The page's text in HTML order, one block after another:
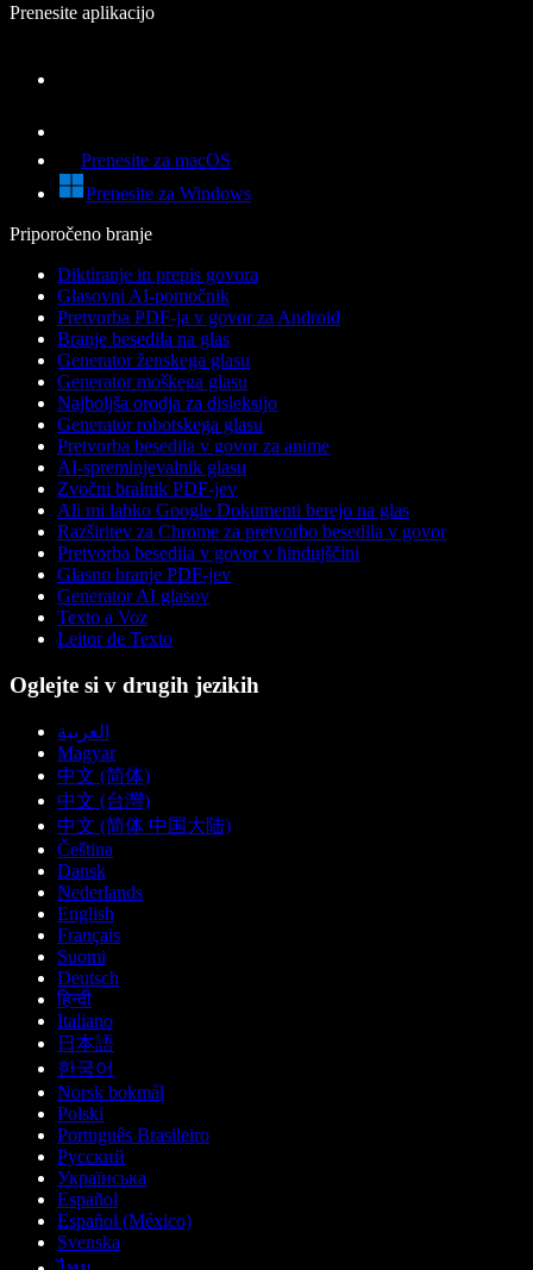
Prenesite aplikacijo
Prenesite za macOS
Prenesite za Windows
Priporočeno branje
Diktiranje in prepis govora
Glasovni AI-pomočnik
Pretvorba PDF-ja v govor za Android
Branje besedila na glas
Generator ženskega glasu
Generator moškega glasu
Najboljša orodja za disleksijo
Generator robotskega glasu
Pretvorba besedila v govor za anime
AI-spreminjevalnik glasu
Zvočni bralnik PDF-jev
Ali mi lahko Google Dokumenti berejo na glas
Razširitev za Chrome za pretvorbo besedila v govor
Pretvorba besedila v govor v hindujščini
Glasno branje PDF-jev
Generator AI glasov
Texto a Voz
Leitor de Texto
Oglejte si v drugih jezikih
العربية
Magyar
中文 (简体)
中文 (台灣)
中文 (简体 中国大陆)
Čeština
Dansk
Nederlands
English
Français
Suomi
Deutsch
हिन्दी
Italiano
日本語
한국어
Norsk bokmål
Polski
Português Brasileiro
Русский
Українська
Español
Español (México)
Svenska